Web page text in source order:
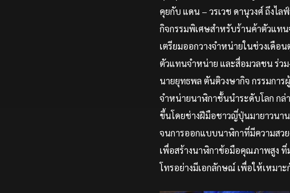
คุยกับ แดน – วรเวช ดานุวงศ์ ถึงไ
กิจกรรมพิเศษสำหรับร้านค้าตัวแท
เตรียมออกวางจำหน่ายในช่วงเดือ
ตัวแทนจำหน่าย และสื่อมวลชน ร่ว
นายยุทธพล ตันติวงษากิจ กรรมการ
จำหน่ายนาฬิกาชั้นนำระดับโลก กล่
ขึ้นโดยช่างฝีมือชาวญี่ปุ่นมายาวนาน
จนการออกแบบนาฬิกาที่มีความสว
เพื่อสร้างนาฬิกาข้อมือคุณภาพสูง
โทรอย่างมีเอกลักษณ์ เพื่อให้เหมา